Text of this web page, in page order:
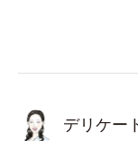
デリケー